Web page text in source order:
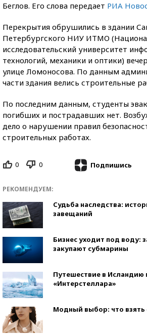
Беглов. Его слова передает РИА
Перекрытия обрушились в здании
Петербургского НИУ ИТМО
исследовательский университет
технологий, механики и оптики)
улице Ломоносова. По данным
части здания велись строительные
По последним данным, студенты
погибших и пострадавших нет.
дело о нарушении правил
строительных работах.
0 0 Подпишись
РЕКОМЕНДУЕМ:
Судьба наследства:
завещаний
Бизнес уходит под воду:
закупают субмарины
Путешествие в Исландию
«Интерстеллара»
Модный выбор: что взять